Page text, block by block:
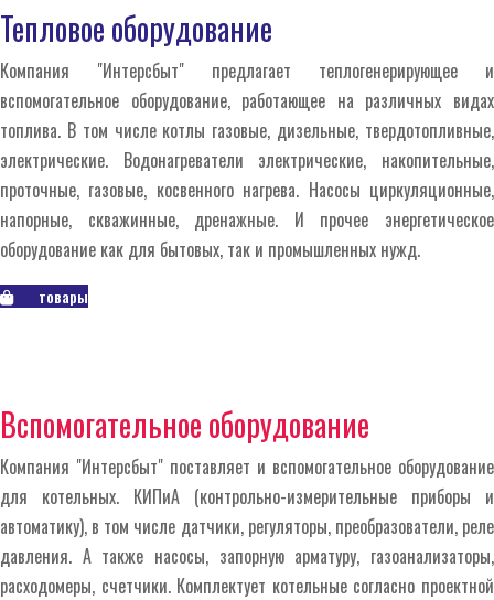
Твердотопливный котел Zota Енисей
2537 290,00 ₽
Твердотопливный котел Zota Енисей
25
Твердотопливный котёл Zota Енисей
работает на твёрдом топливе, таком
как дрова и уголь, и позволяет
отапливать помещения площадью до
250 квадратных метров.
Тепловое оборудование
Компания "Интерсбыт" предлагает теплогенерирующее и
вспомогательное оборудование, работающее на различных видах
топлива. В том числе котлы газовые, дизельные, твердотопливные,
электрические. Водонагреватели электрические, накопительные,
проточные, газовые, косвенного нагрева. Насосы циркуляционные,
напорные, скважинные, дренажные. И прочее энергетическое
оборудование как для бытовых, так и промышленных нужд.
товары
Вспомогательное оборудование
Компания "Интерсбыт" поставляет и вспомогательное оборудование
для котельных. КИПиА (контрольно-измерительные приборы и
автоматику), в том числе датчики, регуляторы, преобразователи, реле
давления. А также насосы, запорную арматуру, газоанализаторы,
расходомеры, счетчики. Комплектует котельные согласно проектной